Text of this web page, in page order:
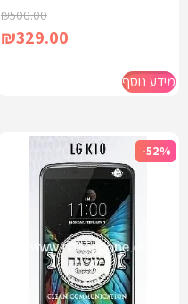
₪500.00
₪329.00
מידע נוסף
-52%